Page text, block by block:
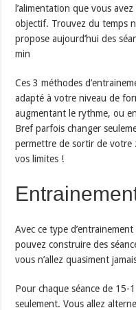
l’alimentation que vous
objectif. Trouvez du temps
propose aujourd’hui des
min
Ces 3 méthodes
adapté à votre niveau de
augmentant le rythme, ou
Bref parfois changer
permettre de sortir de votre
vos limites !
Avec ce type
pouvez construire des
vous n’allez quasiment
Pour chaque séance de 15-
seulement. Vous allez